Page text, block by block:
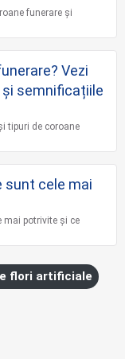
funerare și
Vezi
semnificațiile
tipuri de coroane
sunt cele mai
mai potrivite și ce
flori artificiale